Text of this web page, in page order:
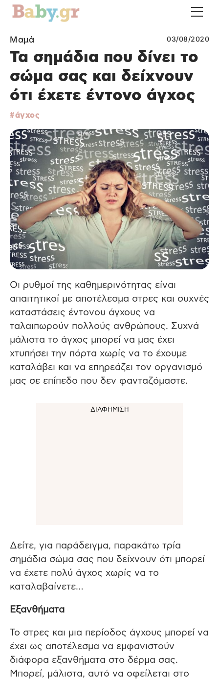
Μαμά 03/08/2020
Τα σημάδια που δίνει το
σώμα σας και δείχνουν
ότι έχετε έντονο άγχος
άγχος
Οι ρυθμοί της καθημερινότητας είναι
απαιτητικοί με αποτέλεσμα στρες και συχνές
καταστάσεις έντονου άγχους να
ταλαιπωρούν πολλούς ανθρώπους. Συχνά
μάλιστα το άγχος μπορεί να μας έχει
χτυπήσει την πόρτα χωρίς να το έχουμε
καταλάβει και να επηρεάζει τον οργανισμό
μας σε επίπεδο που δεν φανταζόμαστε.
Δείτε, για παράδειγμα, παρακάτω τρία
σημάδια σώμα σας που δείχνουν ότι μπορεί
να έχετε πολύ άγχος χωρίς να το
καταλαβαίνετε…
Εξανθήματα
Το στρες και μια περίοδος άγχους μπορεί να
έχει ως αποτέλεσμα να εμφανιστούν
διάφορα εξανθήματα στο δέρμα σας.
Μπορεί, μάλιστα, αυτό να οφείλεται στο